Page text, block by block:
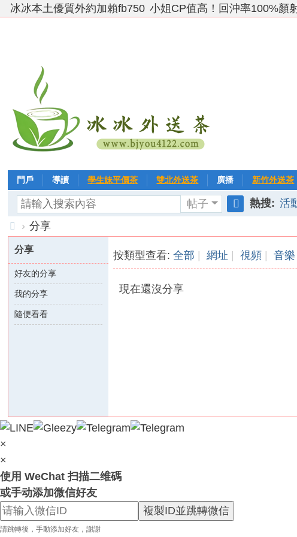
冰冰本土優質外約加賴fb750 小姐CP值高！回沖率100%顏
門戶 導讀 學生妹平價茶 雙北外送茶 廣播 新竹外送茶
帖子
索
熱搜: 活
台
灣
外
送
茶
外
送
本
土
正
妹
› 分享
分享
好友的分享
我的分享
隨便看看
按類型查看:全部 網址 視頻 音樂
現在還沒分享
×
×
使用 WeChat 扫描二维碼
或手动添加微信好友
複製ID並跳轉微信
請跳轉後，手動添加好友，謝謝